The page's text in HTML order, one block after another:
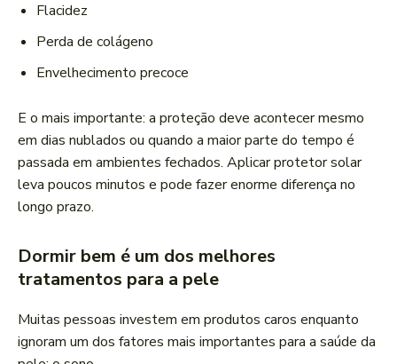
Flacidez
Perda de colágeno
Envelhecimento precoce
E o mais importante: a proteção deve acontecer mesmo
em dias nublados ou quando a maior parte do tempo é
passada em ambientes fechados. Aplicar protetor solar
leva poucos minutos e pode fazer enorme diferença no
longo prazo.
Dormir bem é um dos melhores
tratamentos para a pele
Muitas pessoas investem em produtos caros enquanto
ignoram um dos fatores mais importantes para a saúde da